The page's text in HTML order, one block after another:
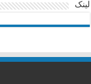
لینک